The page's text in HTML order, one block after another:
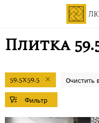
Плитка
59.5x59.5